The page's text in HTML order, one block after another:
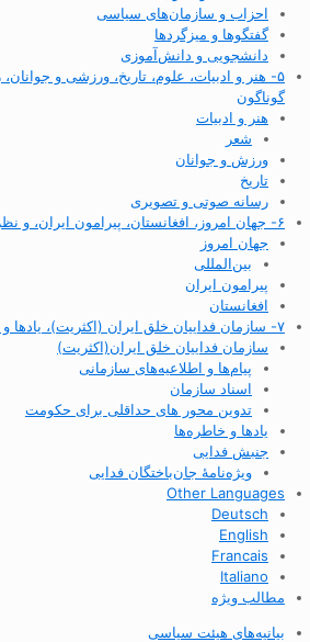
احزاب و سازمان‌های سیاسی
گفتگوها و میزگردها
دانشجویی و دانش‌آموزی
۵- هنر و ادبیات، علوم، تاریخ، ورزشی و
گوناگون
هنر و ادبیات
شعر
ورزش و جوانان
تاریخ
رسانه صوتی و تصویری
۶- جهان امروز، افغانستان، پیرامون ایران، و نظرات شما
جهان امروز
بین‌المللی
پیرامون ایران
افغانستان
۷- سازمان فداییان خلق ایران (اکثریت)، یادها و خاطره ها، کتابخانه مجازی
سازمان فداییان خلق ایران(اکثریت)
پیام‌ها و اطلاعیه‌های سازمانی
اسناد سازمان
تدوین محور های حداقلی برای حکومت
یادها و خاطره‌ها
جنبش فدایی
ویژه‌نامهٔ جان‌باختگان فدایی
Other Languages
Deutsch
English
Francais
Italiano
مطالب ویژه
بیانیه‌های هیئت سیاسی